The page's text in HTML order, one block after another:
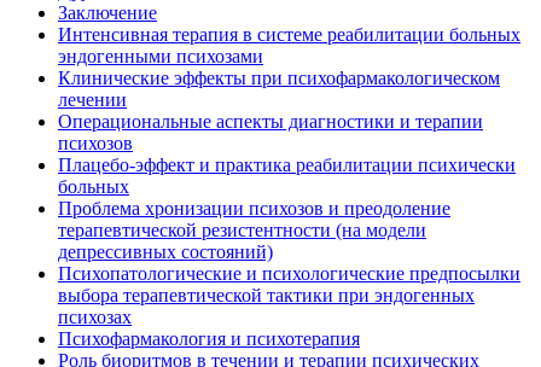
Заключение
Интенсивная терапия в системе реабилитации больных
эндогенными психозами
Клинические эффекты при психофармакологическом
лечении
Операциональные аспекты диагностики и терапии
психозов
Плацебо-эффект и практика реабилитации психически
больных
Проблема хронизации психозов и преодоление
терапевтической резистентности (на модели
депрессивных состояний)
Психопатологические и психологические предпосылки
выбора терапевтической тактики при эндогенных
психозах
Психофармакология и психотерапия
Роль биоритмов в течении и терапии психических